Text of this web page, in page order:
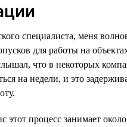
специалиста, меня
для работы на
что в некоторых
на недели, и это
этот процесс занимает